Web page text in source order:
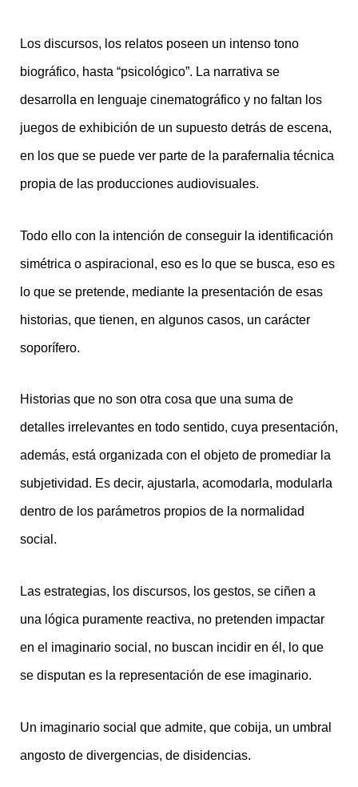
Los discursos, los relatos poseen un intenso tono
biográfico, hasta “psicológico”. La narrativa se
desarrolla en lenguaje cinematográfico y no faltan los
juegos de exhibición de un supuesto detrás de escena,
en los que se puede ver parte de la parafernalia técnica
propia de las producciones audiovisuales.
Todo ello con la intención de conseguir la identificación
simétrica o aspiracional, eso es lo que se busca, eso es
lo que se pretende, mediante la presentación de esas
historias, que tienen, en algunos casos, un carácter
soporífero.
Historias que no son otra cosa que una suma de
detalles irrelevantes en todo sentido, cuya presentación,
además, está organizada con el objeto de promediar la
subjetividad. Es decir, ajustarla, acomodarla, modularla
dentro de los parámetros propios de la normalidad
social.
Las estrategias, los discursos, los gestos, se ciñen a
una lógica puramente reactiva, no pretenden impactar
en el imaginario social, no buscan incidir en él, lo que
se disputan es la representación de ese imaginario.
Un imaginario social que admite, que cobija, un umbral
angosto de divergencias, de disidencias.